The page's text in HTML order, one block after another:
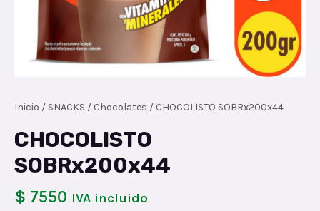
Inicio / SNACKS / Chocolates / CHOCOLISTO SOBRx200x44
CHOCOLISTO
SOBRx200x44
$ 7550 IVA incluido